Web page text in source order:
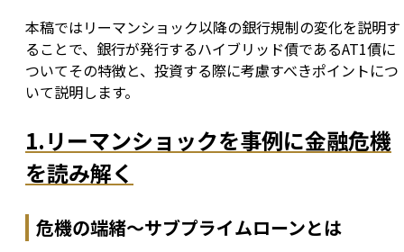
本稿ではリーマンショック以降の銀行規制の変化を説明す
ることで、銀行が発行するハイブリッド債であるAT1債に
ついてその特徴と、投資する際に考慮すべきポイントにつ
いて説明します。
1.リーマンショックを事例に金融危機
を読み解く
危機の端緒〜サブプライムローンとは